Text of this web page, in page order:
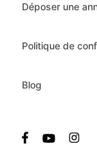
Déposer une
Politique de
Blog